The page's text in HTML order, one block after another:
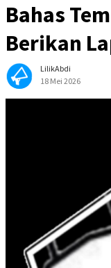
Bahas
Berikan
LilikAbdi
18 Mei 2026